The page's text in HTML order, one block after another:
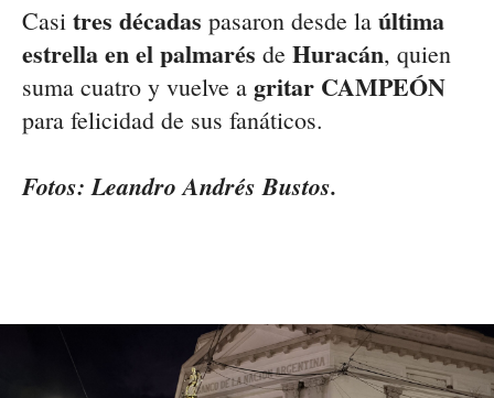
Casi tres décadas pasaron desde la última
estrella en el palmarés de Huracán, quien
suma cuatro y vuelve a gritar CAMPEÓN
para felicidad de sus fanáticos.
Fotos: Leandro Andrés Bustos.